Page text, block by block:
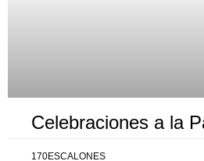
Celebraciones a la
170ESCALONES